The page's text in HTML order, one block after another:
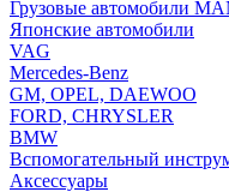
Грузовые автомобили
Японские автомобили
VAG
Mercedes-Benz
GM, OPEL, DAEWOO
FORD, CHRYSLER
BMW
Вспомогательный
Аксессуары